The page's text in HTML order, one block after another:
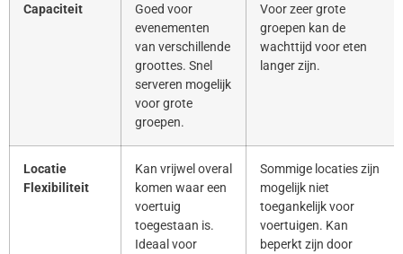
Capaciteit
Goed voor
evenementen
van verschillende
groottes. Snel
serveren mogelijk
voor grote
groepen.
Voor zeer grote
groepen kan de
wachttijd voor eten
langer zijn.
Locatie
Flexibiliteit
Kan vrijwel overal
komen waar een
voertuig
toegestaan is.
Ideaal voor
Sommige locaties zijn
mogelijk niet
toegankelijk voor
voertuigen. Kan
beperkt zijn door